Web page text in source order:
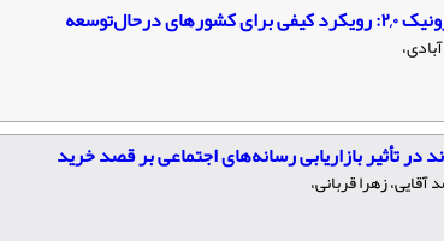
تأثیر بازاریابی رسانه‌های اجتماعی بر قصد خرید
زهرا قربانی،